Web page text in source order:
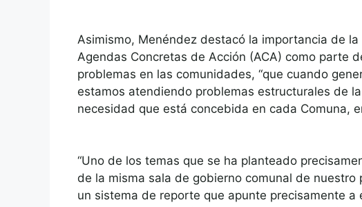
Asimismo, Menéndez destacó la importancia de
Agendas Concretas de Acción (ACA) como parte
problemas en las comunidades, “que cuando
estamos atendiendo problemas estructurales de la
necesidad que está concebida en cada Comuna,
“Uno de los temas que se ha planteado
de la misma sala de gobierno comunal de nuestro
un sistema de reporte que apunte precisamente